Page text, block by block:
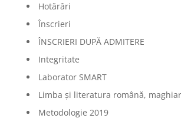
Hotărâri
Înscrieri
ÎNSCRIERI DUPĂ ADMITERE
Integritate
Laborator SMART
Limba şi literatura română,
Metodologie 2019